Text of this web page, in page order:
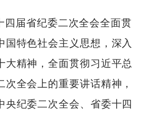
四届省纪委二次全会全面贯
国特色社会主义思想，深入
大精神，全面贯彻习近平总
次全会上的重要讲话精神，
央纪委二次全会、省委十四